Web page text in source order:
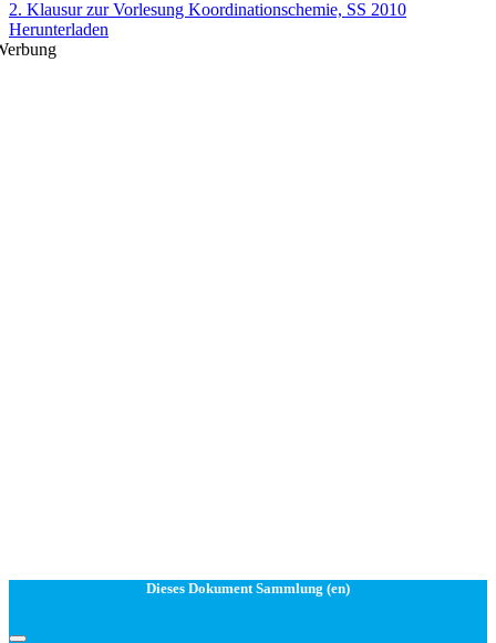
2. Klausur zur Vorlesung Koordinationschemie, SS 2010
Herunterladen
Dieses Dokument Sammlung (en)